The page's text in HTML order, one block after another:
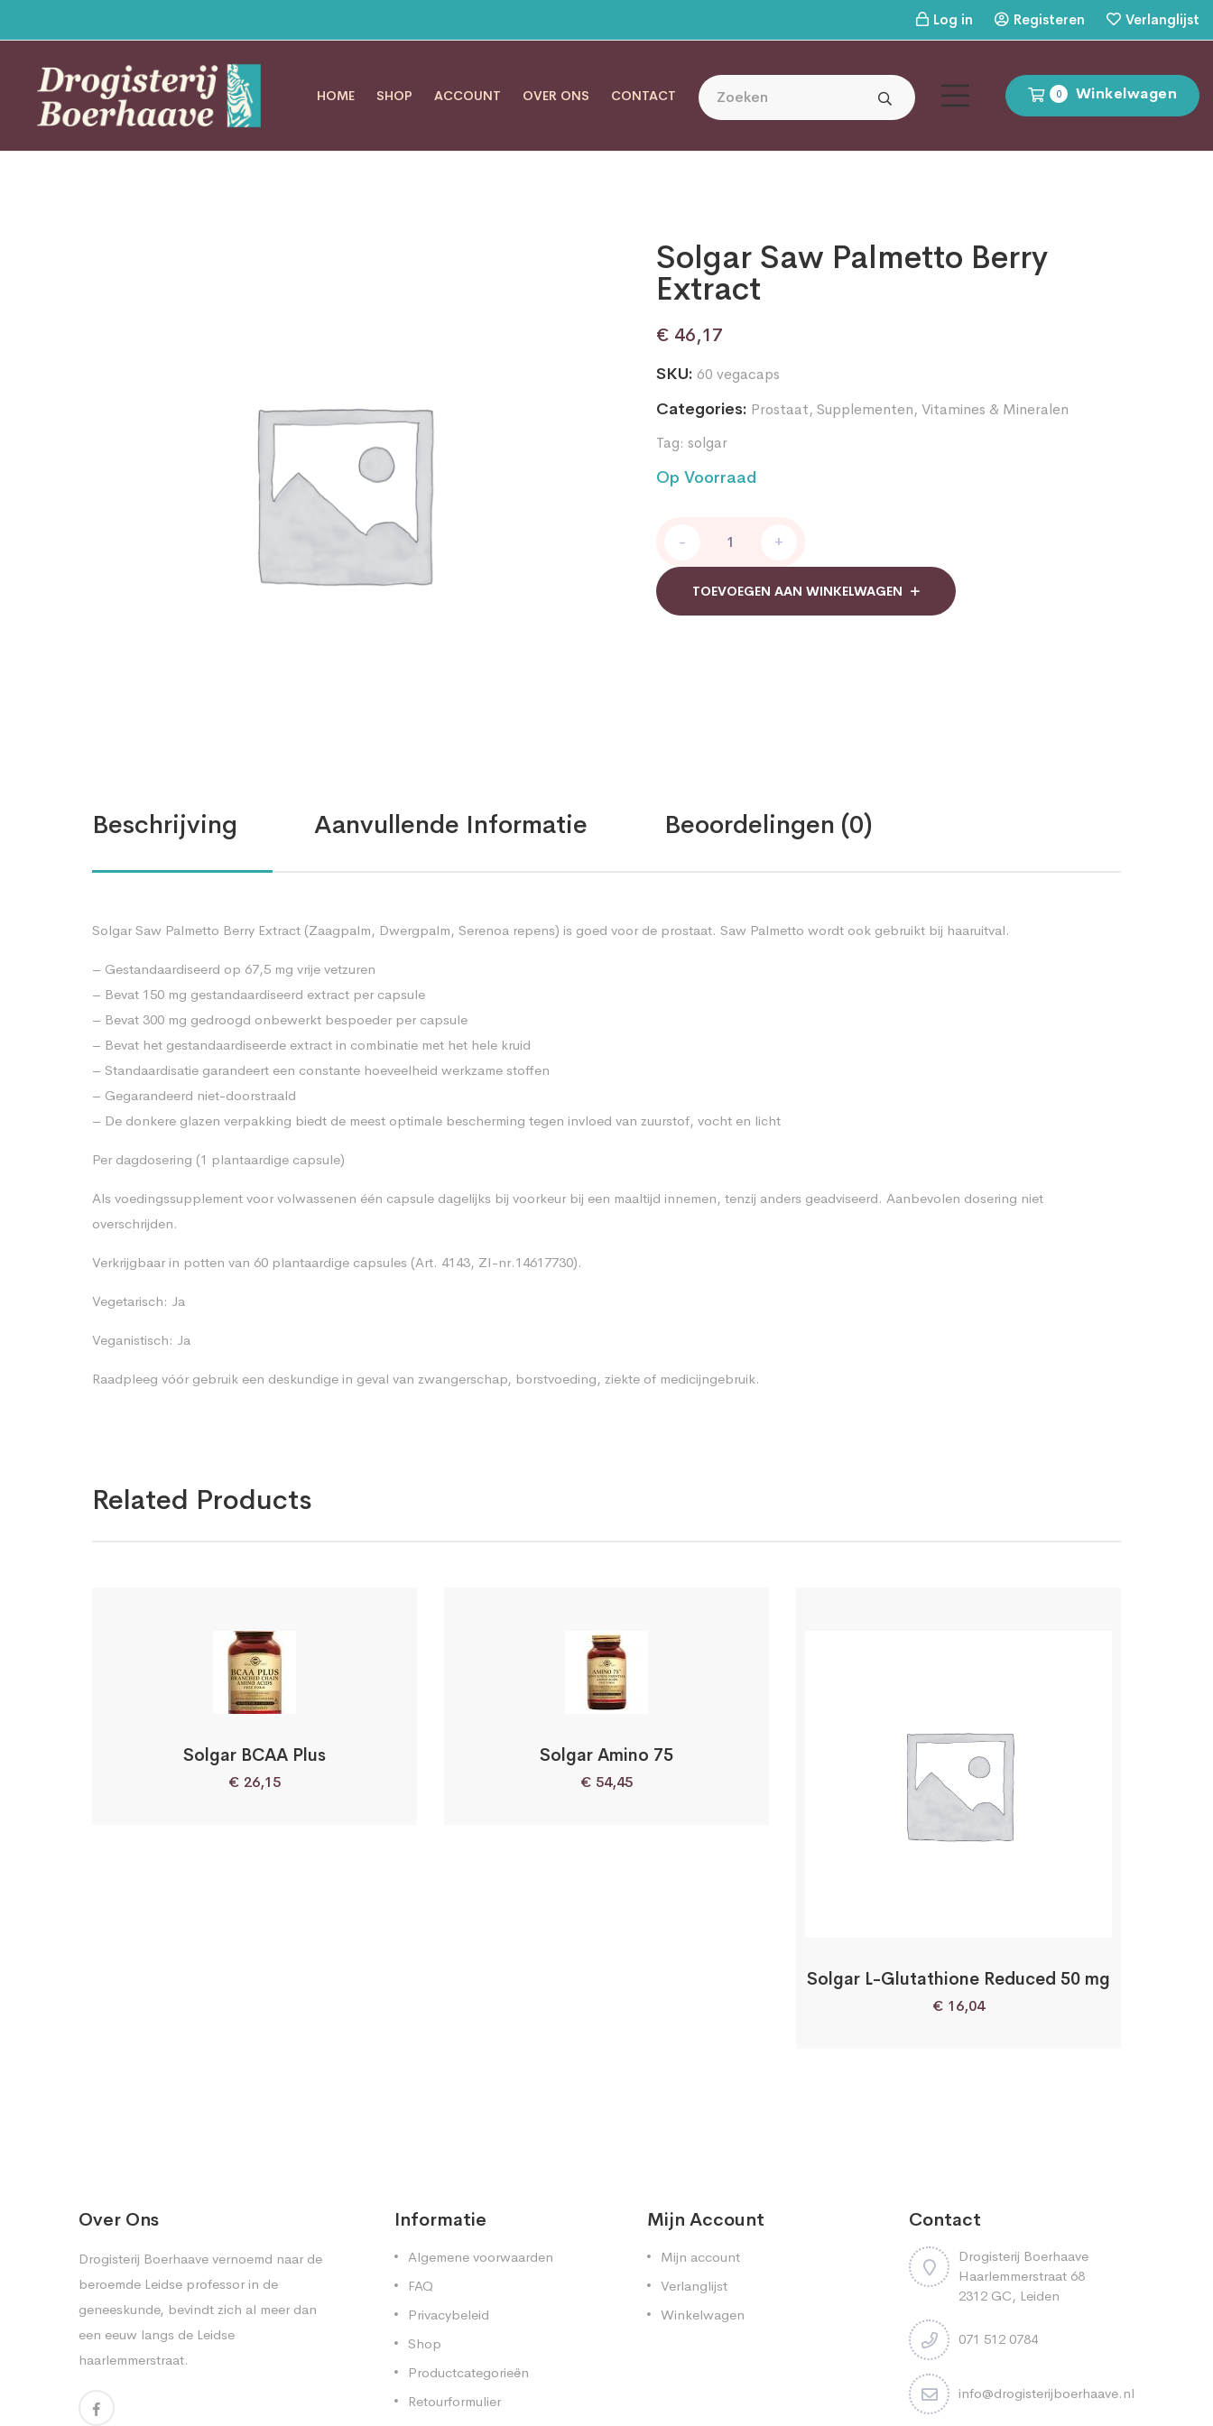
Log in Registeren Verlanglijst
0 Winkelwagen
HOME SHOP ACCOUNT OVER ONS CONTACT
Solgar Saw Palmetto Berry
Extract
€ 46,17
SKU: 60 vegacaps
Categories: Prostaat, Supplementen, Vitamines & Mineralen
Tag: solgar
Op Voorraad
Palmetto
Berry
Extract
quantity
- +
TOEVOEGEN AAN WINKELWAGEN
Beschrijving Aanvullende Informatie Beoordelingen (0)
Solgar Saw Palmetto Berry Extract (Zaagpalm, Dwergpalm, Serenoa repens) is goed voor de prostaat. Saw Palmetto wordt ook gebruikt bij haaruitval.
– Gestandaardiseerd op 67,5 mg vrije vetzuren
– Bevat 150 mg gestandaardiseerd extract per capsule
– Bevat 300 mg gedroogd onbewerkt bespoeder per capsule
– Bevat het gestandaardiseerde extract in combinatie met het hele kruid
– Standaardisatie garandeert een constante hoeveelheid werkzame stoffen
– Gegarandeerd niet-doorstraald
– De donkere glazen verpakking biedt de meest optimale bescherming tegen invloed van zuurstof, vocht en licht
Per dagdosering (1 plantaardige capsule)
Als voedingssupplement voor volwassenen één capsule dagelijks bij voorkeur bij een maaltijd innemen, tenzij anders geadviseerd. Aanbevolen dosering niet
overschrijden.
Verkrijgbaar in potten van 60 plantaardige capsules (Art. 4143, ZI-nr.14617730).
Vegetarisch: Ja
Veganistisch: Ja
Raadpleeg vóór gebruik een deskundige in geval van zwangerschap, borstvoeding, ziekte of medicijngebruik.
Related Products
Solgar BCAA Plus
€ 26,15
Solgar Amino 75
€ 54,45
Solgar L-Glutathione Reduced 50 mg
€ 16,04
Over Ons
Drogisterij Boerhaave vernoemd naar de
beroemde Leidse professor in de
geneeskunde, bevindt zich al meer dan
een eeuw langs de Leidse
haarlemmerstraat.
Informatie
Algemene voorwaarden
FAQ
Privacybeleid
Shop
Productcategorieën
Retourformulier
Mijn Account
Mijn account
Verlanglijst
Winkelwagen
Contact
Drogisterij Boerhaave
Haarlemmerstraat 68
2312 GC, Leiden
071 512 0784
info@drogisterijboerhaave.nl